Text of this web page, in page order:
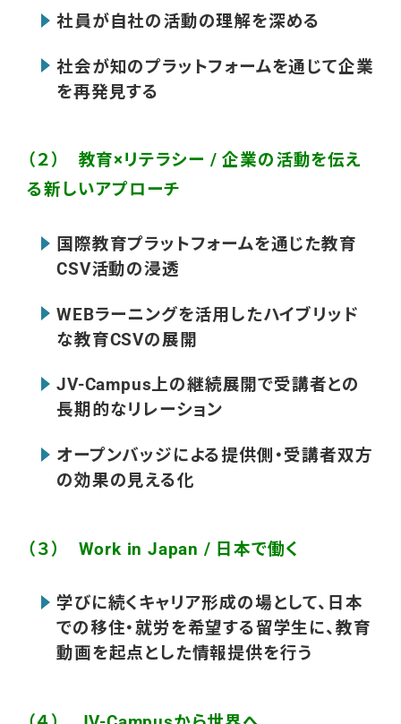
社員が自社の活動の理解を深める
社会が知のプラットフォームを通じて企業
を再発見する
（２） 教育×リテラシー / 企業の活動を伝え
る新しいアプローチ
国際教育プラットフォームを通じた教育
CSV活動の浸透
WEBラーニングを活用したハイブリッド
な教育CSVの展開
JV-Campus上の継続展開で受講者との
長期的なリレーション
オープンバッジによる提供側・受講者双方
の効果の見える化
（３） Work in Japan / 日本で働く
学びに続くキャリア形成の場として、日本
での移住・就労を希望する留学生に、教育
動画を起点とした情報提供を行う